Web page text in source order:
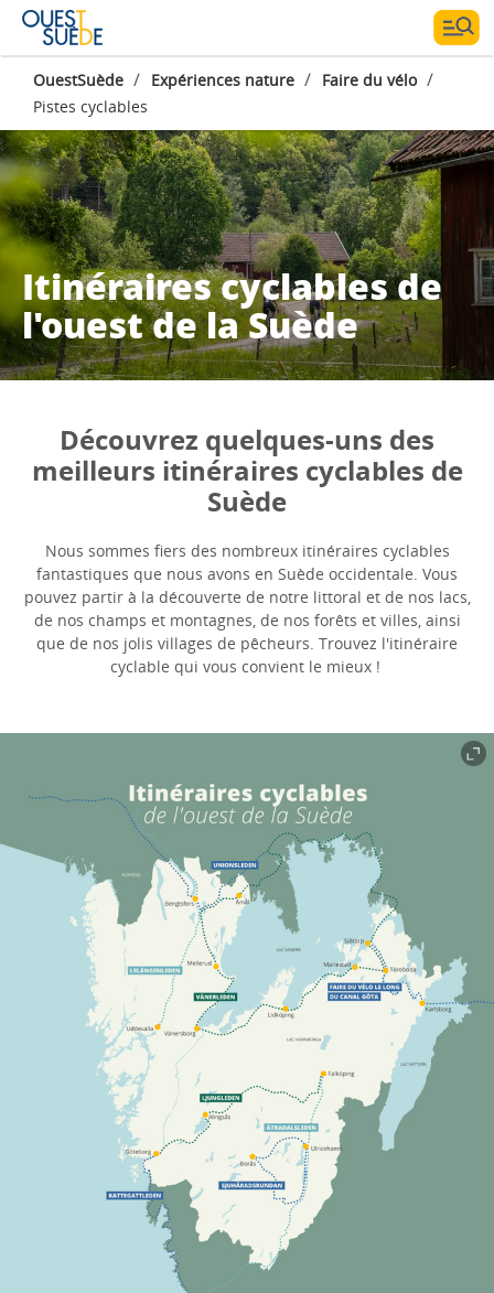
OuestSuède / Expériences nature / Faire du vélo /
Pistes cyclables
Itinéraires cyclables de
l'ouest de la Suède
Découvrez quelques-uns des
meilleurs itinéraires cyclables de
Suède
Nous sommes fiers des nombreux itinéraires cyclables
fantastiques que nous avons en Suède occidentale. Vous
pouvez partir à la découverte de notre littoral et de nos lacs,
de nos champs et montagnes, de nos forêts et villes, ainsi
que de nos jolis villages de pêcheurs. Trouvez l'itinéraire
cyclable qui vous convient le mieux !